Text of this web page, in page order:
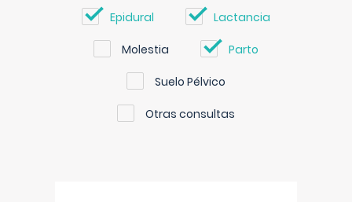
Epidural Lactancia
Molestia Parto
Suelo Pélvico
Otras consultas